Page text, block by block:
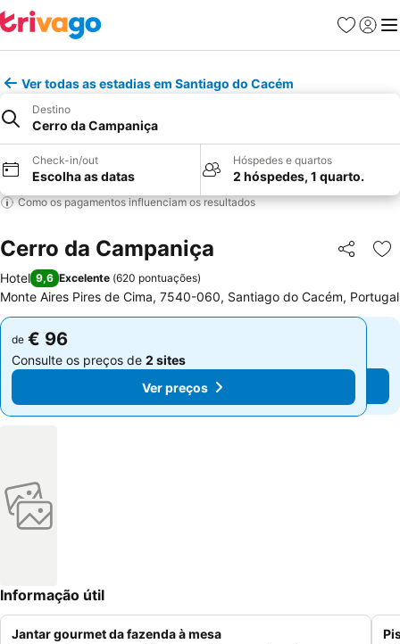
Favoritos
Iniciar
Ver todas as estadias em Santiago do Cacém
Destino
Cerro da Campaniça
Check-in/out
Escolha as datas
Hóspedes e quartos
2 hóspedes, 1 quarto.
Como os pagamentos influenciam os resultados
Cerro da Campaniça Partilhar
Hotel 9,6 Excelente (620 pontuações)
Monte Aires Pires de Cima, 7540-060, Santiago do Cacém, Portugal
de € 96
Consulte os preços de 2 sites
Ver preços
de € 96
Consulte os preços de 2 sites
Ver preços
Informação útil
Jantar gourmet da fazenda à mesa